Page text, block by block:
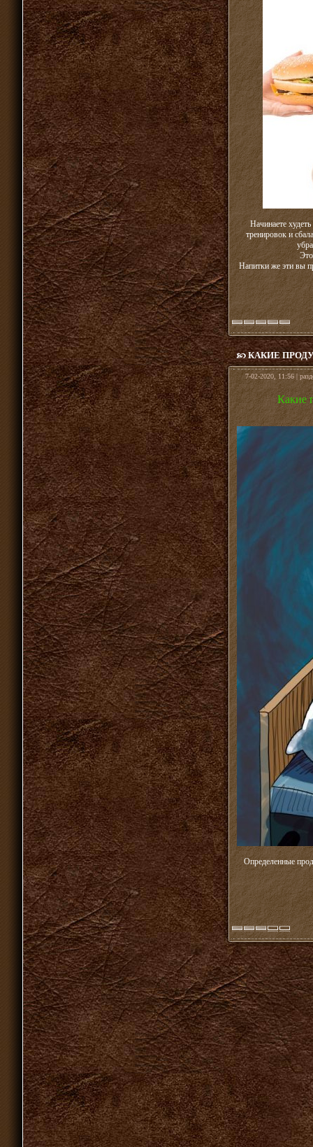
Начинаете
тренировок и
Напитки же эти вы
КАКИЕ
7-02-2020, 11:56 |
Какие
Определенные